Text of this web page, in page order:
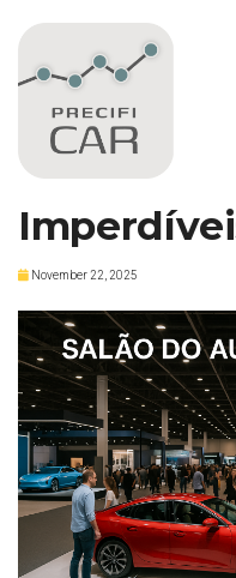
Salão do
2025:
November 22, 2025